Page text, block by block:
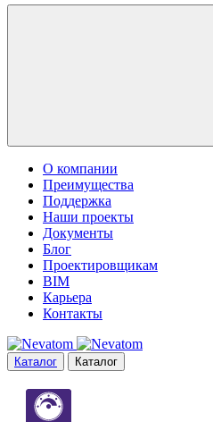
О компании
Преимущества
Поддержка
Наши проекты
Документы
Блог
Проектировщикам
BIM
Карьера
Контакты
Каталог Каталог